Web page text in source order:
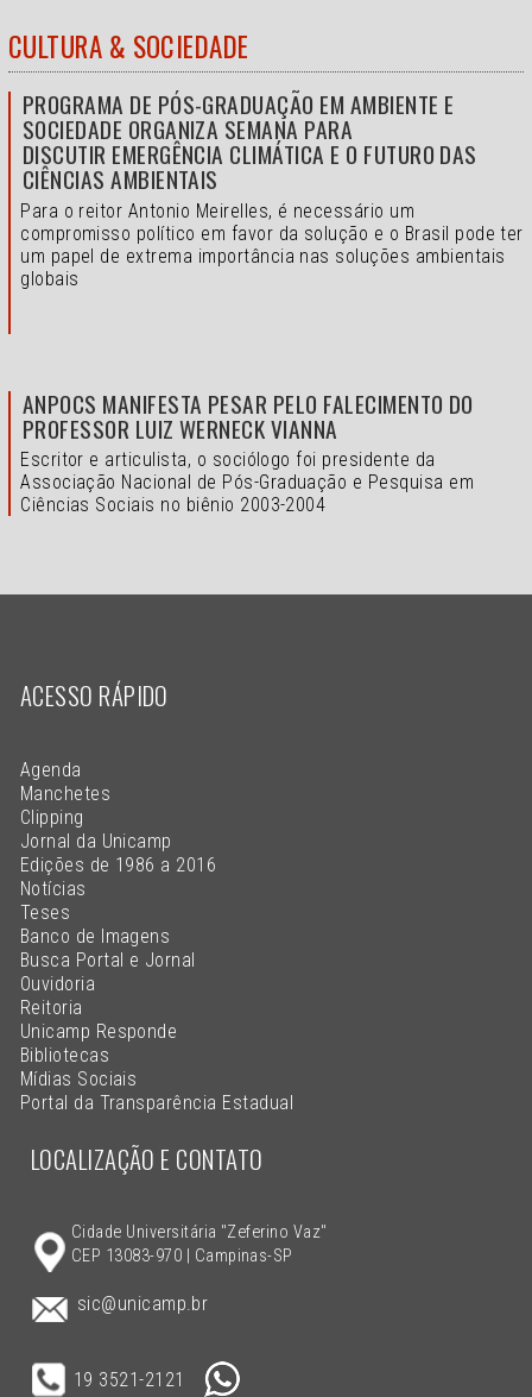
CULTURA & SOCIEDADE
PROGRAMA DE PÓS-GRADUAÇÃO EM AMBIENTE E
SOCIEDADE ORGANIZA SEMANA PARA
DISCUTIR EMERGÊNCIA CLIMÁTICA E O FUTURO DAS
CIÊNCIAS AMBIENTAIS
Para o reitor Antonio Meirelles, é necessário um
compromisso político em favor da solução e o Brasil pode ter
um papel de extrema importância nas soluções ambientais
globais
ANPOCS MANIFESTA PESAR PELO FALECIMENTO DO
PROFESSOR LUIZ WERNECK VIANNA
Escritor e articulista, o sociólogo foi presidente da
Associação Nacional de Pós-Graduação e Pesquisa em
Ciências Sociais no biênio 2003-2004
ACESSO RÁPIDO
Agenda
Manchetes
Clipping
Jornal da Unicamp
Edições de 1986 a 2016
Notícias
Teses
Banco de Imagens
Busca Portal e Jornal
Ouvidoria
Reitoria
Unicamp Responde
Bibliotecas
Mídias Sociais
Portal da Transparência Estadual
LOCALIZAÇÃO E CONTATO
Cidade Universitária "Zeferino Vaz"
CEP 13083-970 | Campinas-SP
sic@unicamp.br
19 3521-2121